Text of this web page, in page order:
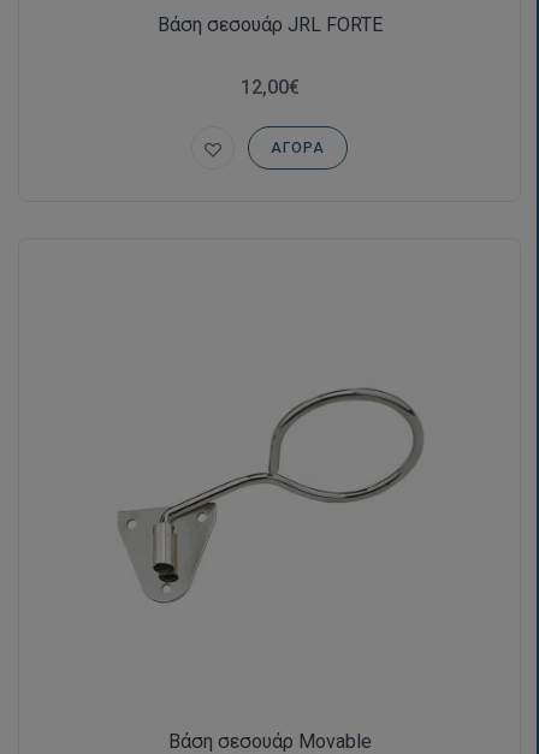
Βάση σεσουάρ JRL FORTE
12,00€
ΑΓΟΡΆ
Βάση σεσουάρ Movable